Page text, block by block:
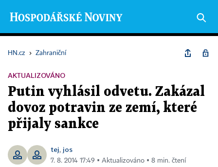
HN.cz › Zahraniční
AKTUALIZOVÁNO
Putin vyhlásil odvetu. Zakázal
dovoz potravin ze zemí, které
přijaly sankce
tej, jos
7. 8. 2014 17:49 ▪ Aktualizováno ▪ 8 min. čtení